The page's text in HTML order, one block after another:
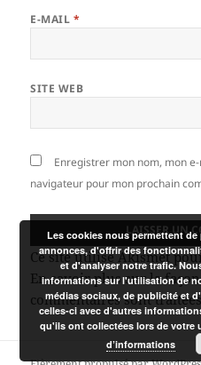
E-MAIL *
SITE WEB
Enregistrer mon nom, mon
navigateur pour mon prochain
Ce site utilise Akismet
En savoir plus sur la
commentaires sont
Les cookies nous permettent
annonces, d'offrir des
et d'analyser notre trafic.
informations sur l'utilisation de
médias sociaux, de publicité et
celles-ci avec d'autres
qu'ils ont collectées lors de votre
d’informations